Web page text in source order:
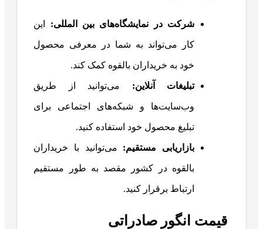
شرکت در نمایشگاه‌های بین المللی: این
کار می‌تواند به شما در معرفی محصول
خود به خریداران بالقوه کمک کند.
تبلیغات آنلاین: می‌توانید از طریق
وب‌سایت‌ها و شبکه‌های اجتماعی برای
تبلیغ محصول خود استفاده کنید.
بازاریابی مستقیم: می‌توانید با خریداران
بالقوه در کشور مقصد به طور مستقیم
ارتباط برقرار کنید.
قیمت انگور صادراتی